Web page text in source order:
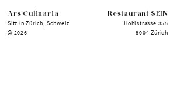
Ars Culinaria
Sitz in Zürich, Schweiz
© 2026
Restaurant SEIN
Hohlstrasse 355
8004 Zürich